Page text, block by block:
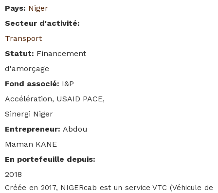
Pays: Niger
Secteur d'activité:
Transport
Statut: Financement
d'amorçage
Fond associé: I&P
Accélération, USAID PACE,
Sinergi Niger
Entrepreneur: Abdou
Maman KANE
En portefeuille depuis:
2018
Créée en 2017, NIGERcab est un service VTC (Véhicule de